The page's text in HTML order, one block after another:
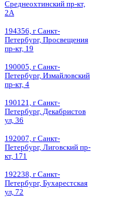
Среднеохтинский пр-кт,
2А
194356, г Санкт-
Петербург, Просвещения
пр-кт, 19
190005, г Санкт-
Петербург, Измайловский
пр-кт, 4
190121, г Санкт-
Петербург, Декабристов
ул, 36
192007, г Санкт-
Петербург, Лиговский пр-
кт, 171
192238, г Санкт-
Петербург, Бухарестская
ул, 72